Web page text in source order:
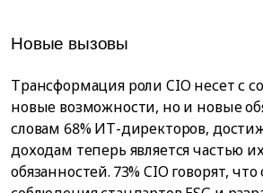
Новые вызовы
Трансформация роли CIO несет с
новые возможности, но и новые
словам 68% ИТ-директоров,
доходам теперь является частью
обязанностей. 73% CIO говорят,